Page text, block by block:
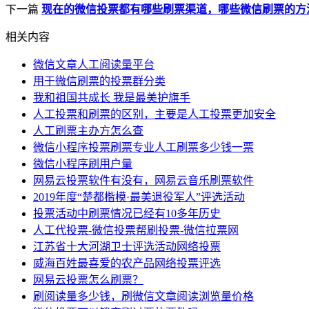
下一篇 现在的微信投票都有哪些刷票渠道，哪些微信刷票的方
相关内容
微信文章人工阅读量平台
用于微信刷票的投票群分类
我和祖国共成长 我是最美护旗手
人工投票和刷票的区别，主要是人工投票更加安全
人工刷票主办方怎么查
微信小程序投票刷票专业人工刷票多少钱一票
微信小程序刷用户量
网易云投票软件有没有，网易云音乐刷票软件
2019年度“楚都楷模·最美退役军人”评选活动
投票活动中刷票情况已经有10多年历史
人工代投票-微信投票帮刷投票-微信拉票网
江苏省十大河湖卫士评选活动网络投票
威海百姓最喜爱的农产品网络投票评选
网易云投票怎么刷票？
刷阅读量多少钱，刷微信文章阅读浏览量价格